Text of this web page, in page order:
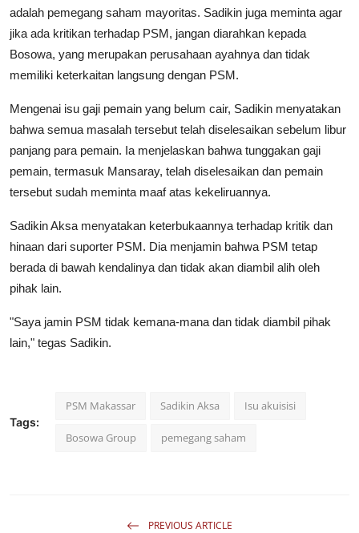
adalah pemegang saham mayoritas. Sadikin juga meminta agar
jika ada kritikan terhadap PSM, jangan diarahkan kepada
Bosowa, yang merupakan perusahaan ayahnya dan tidak
memiliki keterkaitan langsung dengan PSM.
Mengenai isu gaji pemain yang belum cair, Sadikin menyatakan
bahwa semua masalah tersebut telah diselesaikan sebelum libur
panjang para pemain. Ia menjelaskan bahwa tunggakan gaji
pemain, termasuk Mansaray, telah diselesaikan dan pemain
tersebut sudah meminta maaf atas kekeliruannya.
Sadikin Aksa menyatakan keterbukaannya terhadap kritik dan
hinaan dari suporter PSM. Dia menjamin bahwa PSM tetap
berada di bawah kendalinya dan tidak akan diambil alih oleh
pihak lain.
"Saya jamin PSM tidak kemana-mana dan tidak diambil pihak
lain," tegas Sadikin.
Tags:
PSM Makassar Sadikin Aksa Isu akuisisi
Bosowa Group pemegang saham
PREVIOUS ARTICLE